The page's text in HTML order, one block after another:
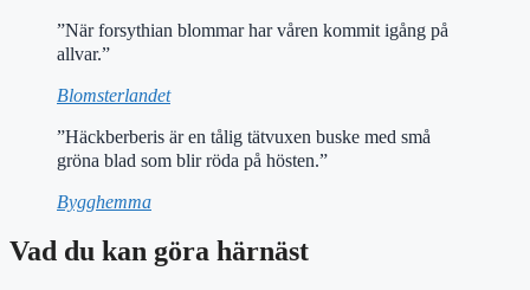
”När forsythian blommar har våren kommit igång på
allvar.”
Blomsterlandet
”Häckberberis är en tålig tätvuxen buske med små
gröna blad som blir röda på hösten.”
Bygghemma
Vad du kan göra härnäst